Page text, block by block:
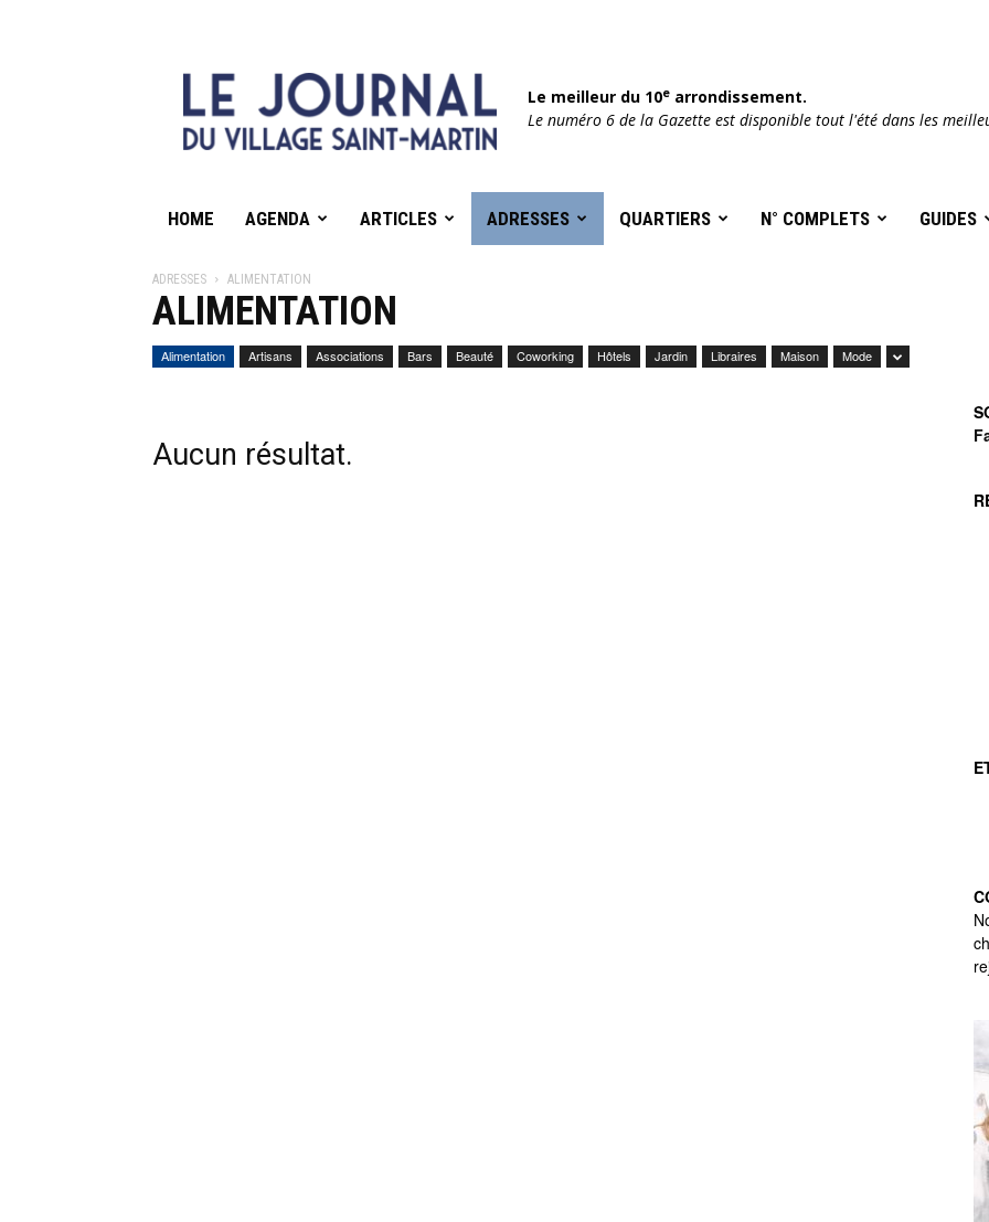
Le meilleur du 10e arrondissement.
Le numéro 6 de la Gazette est disponible tout l'été dans les
HOME AGENDA ARTICLES ADRESSES QUARTIERS N° COMPLETS GUIDES
ADRESSES ALIMENTATION
ALIMENTATION
Alimentation Artisans Associations Bars Beauté Coworking Hôtels Jardin Libraires Maison Mode
Aucun résultat.